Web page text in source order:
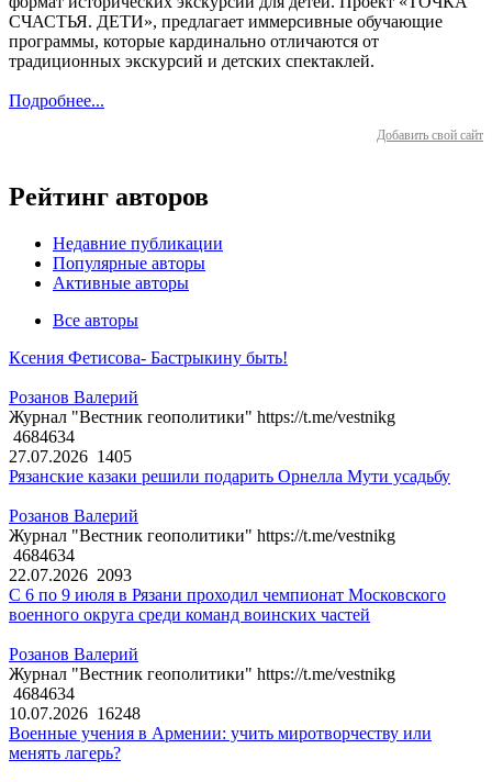
СЧАСТЬЯ. ДЕТИ», предлагает иммерсивные обучающие
программы, которые кардинально отличаются от
традиционных экскурсий и детских спектаклей.
Подробнее...
Добавить свой сайт
Рейтинг авторов
Недавние публикации
Популярные авторы
Активные авторы
Все авторы
Ксения Фетисова- Бастрыкину быть!
Розанов Валерий
Журнал "Вестник геополитики" https://t.me/vestnikg
4684634
27.07.2026 1405
Рязанские казаки решили подарить Орнелла Мути усадьбу
Розанов Валерий
Журнал "Вестник геополитики" https://t.me/vestnikg
4684634
22.07.2026 2093
С 6 по 9 июля в Рязани проходил чемпионат Московского
военного округа среди команд воинских частей
Розанов Валерий
Журнал "Вестник геополитики" https://t.me/vestnikg
4684634
10.07.2026 16248
Военные учения в Армении: учить миротворчеству или
менять лагерь?